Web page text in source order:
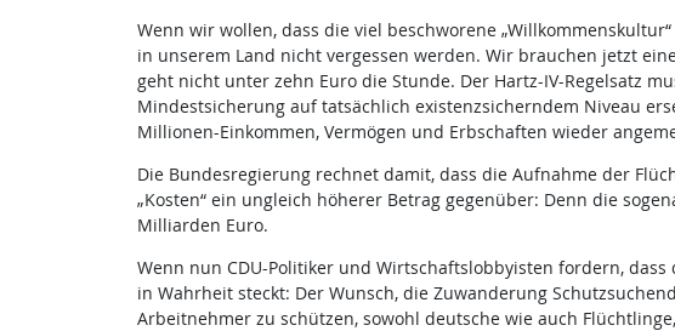
Wenn wir wollen, dass die viel beschworene
in unserem Land nicht vergessen werden. Wir brauchen jetzt
geht nicht unter zehn Euro die Stunde. Der Hartz-IV-Regelsatz
Mindestsicherung auf tatsächlich existenzsicherndem Niveau
Millionen-Einkommen, Vermögen und Erbschaften wieder
Die Bundesregierung rechnet damit, dass die Aufnahme der
„Kosten“ ein ungleich höherer Betrag gegenüber: Denn die
Milliarden Euro.
Wenn nun CDU-Politiker und Wirtschaftslobbyisten fordern,
in Wahrheit steckt: Der Wunsch, die Zuwanderung
Arbeitnehmer zu schützen, sowohl deutsche wie auch